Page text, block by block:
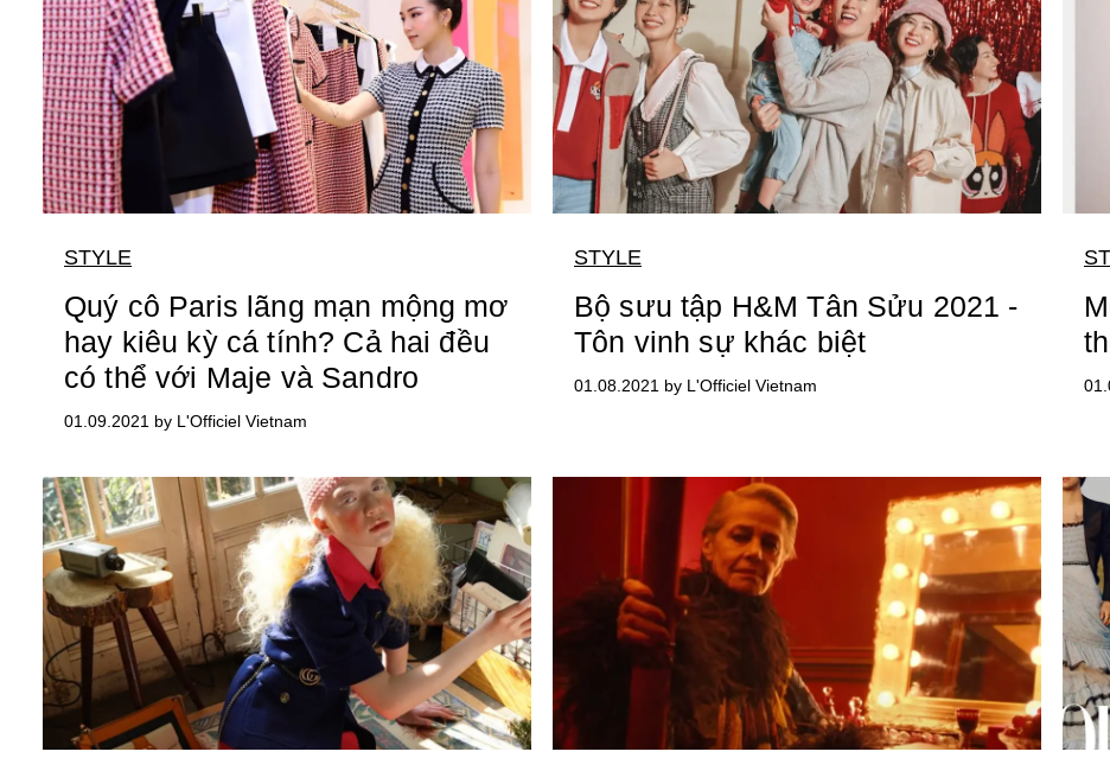
STYLE
Quý cô Paris lãng mạn mộng mơ
hay kiêu kỳ cá tính? Cả hai đều
có thể với Maje và Sandro
01.09.2021 by L'Officiel Vietnam
STYLE
Bộ sưu tập H&M Tân Sửu 2021 -
Tôn vinh sự khác biệt
01.08.2021 by L'Officiel Vietnam